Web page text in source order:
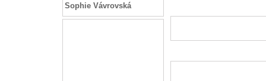
Sophie Vávrovská